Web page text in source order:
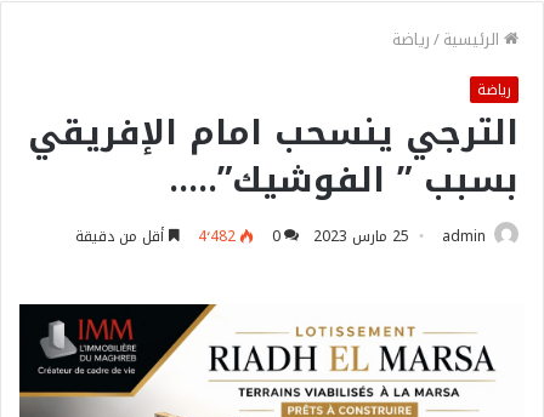
الرئيسية/رياضة
رياضة
الترجي ينسحب امام الإفريقي
بسبب ” الفوشيك”…..
admin 25 مارس 2023 0 4٬482 أقل من دقيقة